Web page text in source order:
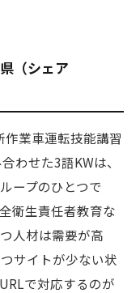
（シェア
作業車運転技能講習
わせた3語KWは、
ープのひとつで
衛生責任者教育な
人材は需要が高
サイトが少ない状
で対応するのが